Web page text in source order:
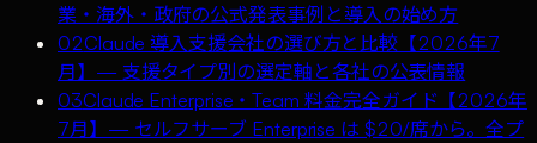
業・海外・政府の公式発表事例と導入の始め方
02Claude 導入支援会社の選び方と比較【2026年7
月】— 支援タイプ別の選定軸と各社の公表情報
03Claude Enterprise・Team 料金完全ガイド【2026年
7月】— セルフサーブ Enterprise は $20/席から。全プ